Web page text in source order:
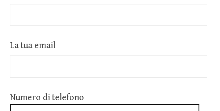
La tua email
Numero di telefono